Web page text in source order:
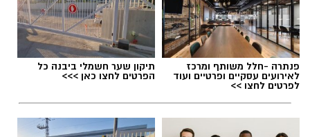
פנתרה -חלל משותף ומרכז
לאירועים עסקיים ופרטיים ועוד
לפרטים לחצו >>
תיקון שער חשמלי ביבנה כל
הפרטים לחצו כאן >>>